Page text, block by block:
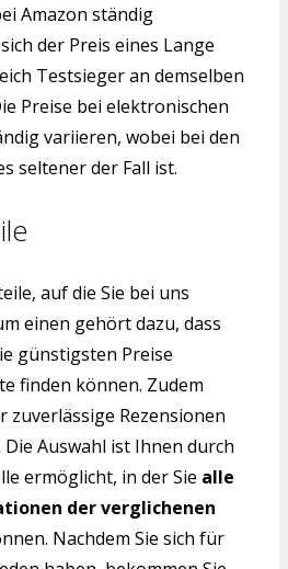
Amazon ständig
der Preis eines Lange
Testsieger an demselben
Preise bei elektronischen
variieren, wobei bei den
seltener der Fall ist.
auf die Sie bei uns
einen gehört dazu, dass
günstigsten Preise
finden können. Zudem
zuverlässige Rezensionen
Auswahl ist Ihnen durch
ermöglicht, in der Sie alle
der verglichenen
Nachdem Sie sich für